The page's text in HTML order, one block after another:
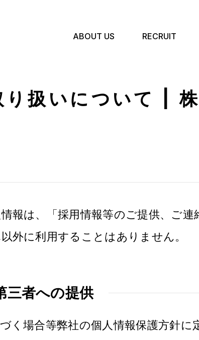
ABOUT US RECRUIT
り扱いについて |
報は、「採用情報等のご提供、ご連
外に利用することはありません。
三者への提供
く場合等弊社の個人情報保護方針に